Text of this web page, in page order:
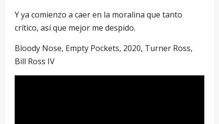
Y ya comienzo a caer en la moralina que tanto
crítico, así que mejor me despido.
Bloody Nose, Empty Pockets, 2020, Turner Ross,
Bill Ross IV